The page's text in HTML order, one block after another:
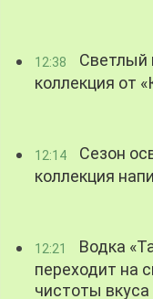
12:38
Светлый
коллекция от
12:14
Сезон
коллекция
12:21
Водка
переходит на
чистоты вкуса